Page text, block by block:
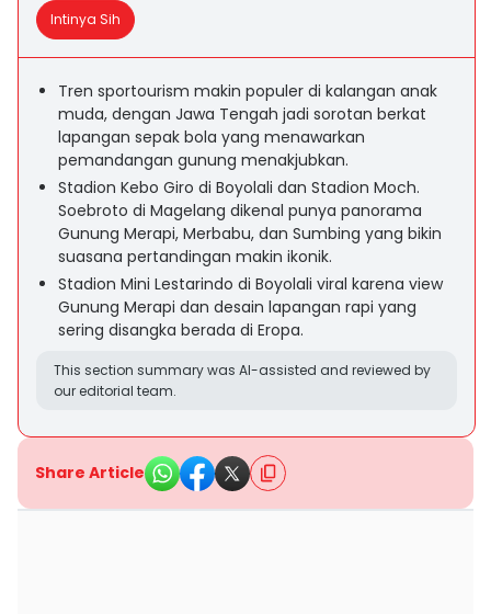
Intinya Sih
Tren sportourism makin populer di kalangan anak
muda, dengan Jawa Tengah jadi sorotan berkat
lapangan sepak bola yang menawarkan
pemandangan gunung menakjubkan.
Stadion Kebo Giro di Boyolali dan Stadion Moch.
Soebroto di Magelang dikenal punya panorama
Gunung Merapi, Merbabu, dan Sumbing yang bikin
suasana pertandingan makin ikonik.
Stadion Mini Lestarindo di Boyolali viral karena view
Gunung Merapi dan desain lapangan rapi yang
sering disangka berada di Eropa.
This section summary was AI-assisted and reviewed by
our editorial team.
Share Article